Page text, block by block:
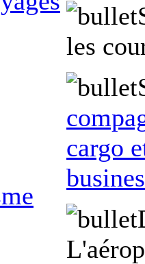
les
cargo